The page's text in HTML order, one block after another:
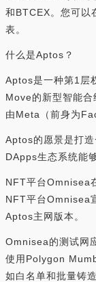
和BTCEX。您可以
表。
什么是Aptos？
Aptos是一种第1层
Move的新型智能合
由Meta（前身为
Aptos的愿景是打
DApps生态系统能
NFT平台Omnisea
NFT平台Omnisea
Aptos主网版本。
Omnisea的测试网
使用Polygon
如白名单和批量铸